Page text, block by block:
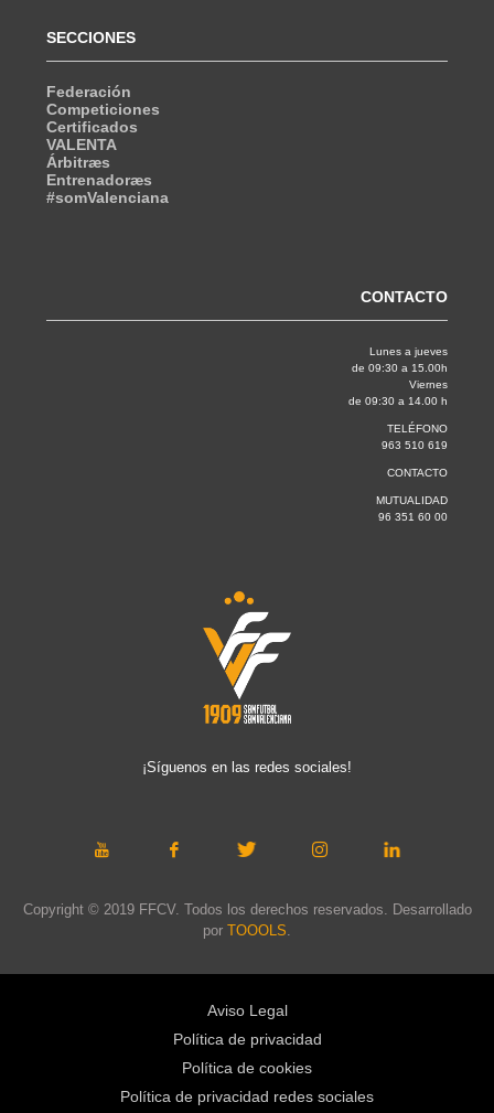
SECCIONES
Federación
Competiciones
Certificados
VALENTA
Árbitræs
Entrenadoræs
#somValenciana
CONTACTO
Lunes a jueves
de 09:30 a 15.00h
Viernes
de 09:30 a 14.00 h
TELÉFONO
963 510 619
CONTACTO
MUTUALIDAD
96 351 60 00
¡Síguenos en las redes sociales!
Copyright © 2019 FFCV. Todos los derechos reservados. Desarrollado
por TOOOLS.
Aviso Legal
Política de privacidad
Política de cookies
Política de privacidad redes sociales